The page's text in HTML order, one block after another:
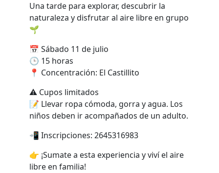
Una tarde para explorar, descubrir la
naturaleza y disfrutar al aire libre en grupo
🌱
📅 Sábado 11 de julio
🕒 15 horas
📍 Concentración: El Castillito
⚠️ Cupos limitados
📝 Llevar ropa cómoda, gorra y agua. Los
niños deben ir acompañados de un adulto.
📲 Inscripciones: 2645316983
👉 ¡Sumate a esta experiencia y viví el aire
libre en familia!